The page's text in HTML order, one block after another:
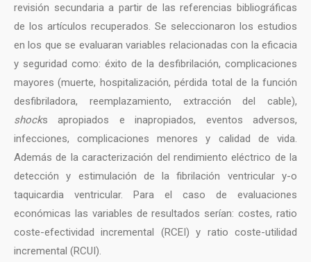
revisión secundaria a partir de las referencias bibliográficas
de los artículos recuperados. Se seleccionaron los estudios
en los que se evaluaran variables relacionadas con la eficacia
y seguridad como: éxito de la desfibrilación, complicaciones
mayores (muerte, hospitalización, pérdida total de la función
desfibriladora, reemplazamiento, extracción del cable),
shocks apropiados e inapropiados, eventos adversos,
infecciones, complicaciones menores y calidad de vida.
Además de la caracterización del rendimiento eléctrico de la
detección y estimulación de la fibrilación ventricular y-o
taquicardia ventricular. Para el caso de evaluaciones
económicas las variables de resultados serían: costes, ratio
coste-efectividad incremental (RCEI) y ratio coste-utilidad
incremental (RCUI).